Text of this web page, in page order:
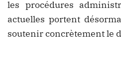
les procédures
actuelles portent
soutenir concrètement le